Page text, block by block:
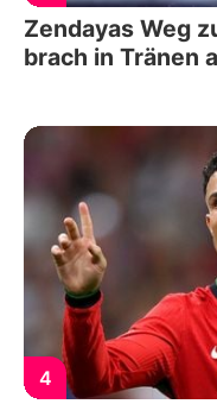
Zendayas Weg
brach in Tränen
4